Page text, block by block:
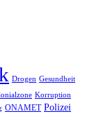
Drogen Gesundheit
Korruption
ONAMET Polizei